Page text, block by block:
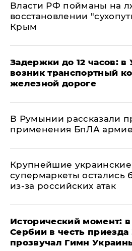
Власти РФ пойманы на
восстановлении
Крым
Задержки до 12 часов: в
возник транспортный
железной дороге
В Румынии рассказали
применения БпЛА
Крупнейшие украинские
супермаркеты остались
из-за российских атак
Исторический момент:
Сербии в честь приезда
прозвучал Гимн